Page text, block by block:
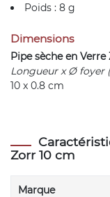
Poids : 8 g
Dimensions
Pipe sèche en Verre
Longueur x Ø foyer
10 x 0.8 cm
Zorr 10 cm
Marque